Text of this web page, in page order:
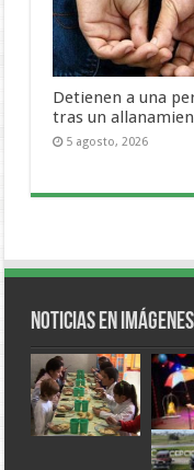
Detienen a una
tras un
5 agosto, 2026
Noticias en Imágenes